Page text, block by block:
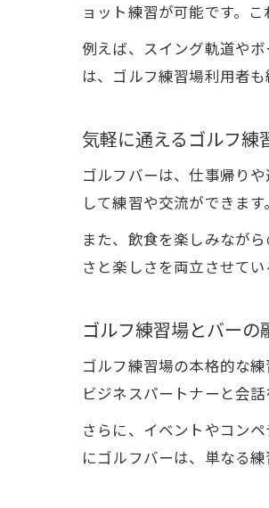
ョット練習が可能です。
例えば、スイング軌道や
は、ゴルフ練習場利用者
気軽に通えるゴルフ練
ゴルフバーは、仕事帰り
して練習や交流ができま
また、飲食を楽しみなが
さと楽しさを両立させてい
ゴルフ練習場とバー
ゴルフ練習場の本格的な
ビジネスパートナーと会
さらに、イベントやコン
にゴルフバーは、単なる